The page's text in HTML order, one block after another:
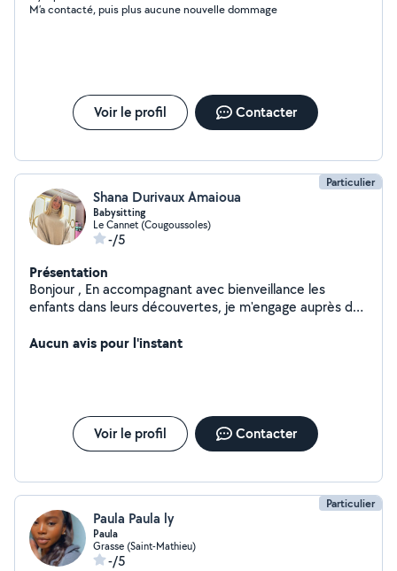
M’a contacté, puis plus aucune nouvelle dommage
Voir le profil Contacter
Particulier
Shana Durivaux Amaioua
Babysitting
Le Cannet (Cougoussoles)
-/5
Présentation
Bonjour , En accompagnant avec bienveillance les
enfants dans leurs découvertes, je m'engage auprès des
dans les meilleures conditions possibles. Je suis une
Accompagnement Éducatif Petite Enfance option
ATSEM dans l'organisme < Culture et Formation > pour
suivre l'enseignement du CAP AEPE à distance . J'ai déjà
plus petits . Au plaisir de vous rencontrer Shana .
Aucun avis pour l'instant
Voir le profil Contacter
Particulier
Paula Paula ly
Paula
Grasse (Saint-Mathieu)
-/5